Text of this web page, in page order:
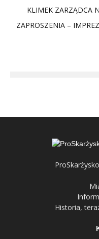
KLIMEK ZARZĄDCA
ZAPROSZENIA –
Historia,